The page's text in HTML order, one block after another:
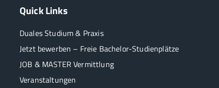
Quick Links
Duales Studium & Praxis
Jetzt bewerben – Freie Bachelor-Studienplätze
JOB & MASTER Vermittlung
Veranstaltungen